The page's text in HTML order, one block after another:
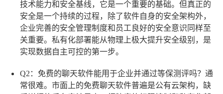
技术能力和安全基线，它是一个重要的基础。但真正的
安全是一个持续的过程，除了软件自身的安全架构外，
企业完善的安全管理制度和员工良好的安全意识同样至
关重要。私有化部署能从物理上极大提升安全级别，是
实现数据自主可控的第一步。
Q2：免费的聊天软件能用于企业并通过等保测评吗？ 通
常很难。市面上的免费聊天软件普遍是公有云架构，缺